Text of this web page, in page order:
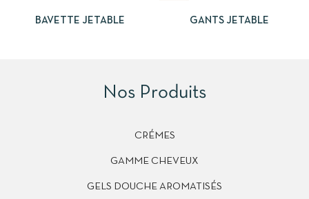
BAVETTE JETABLE GANTS JETABLE
Nos Produits
CRÉMES
GAMME CHEVEUX
GELS DOUCHE AROMATISÉS